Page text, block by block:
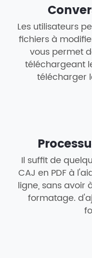
Les utilisateurs
fichiers à
vous permet
téléchargeant
télécharger
Il suffit de
CAJ en PDF à
ligne, sans avoir
formatage.